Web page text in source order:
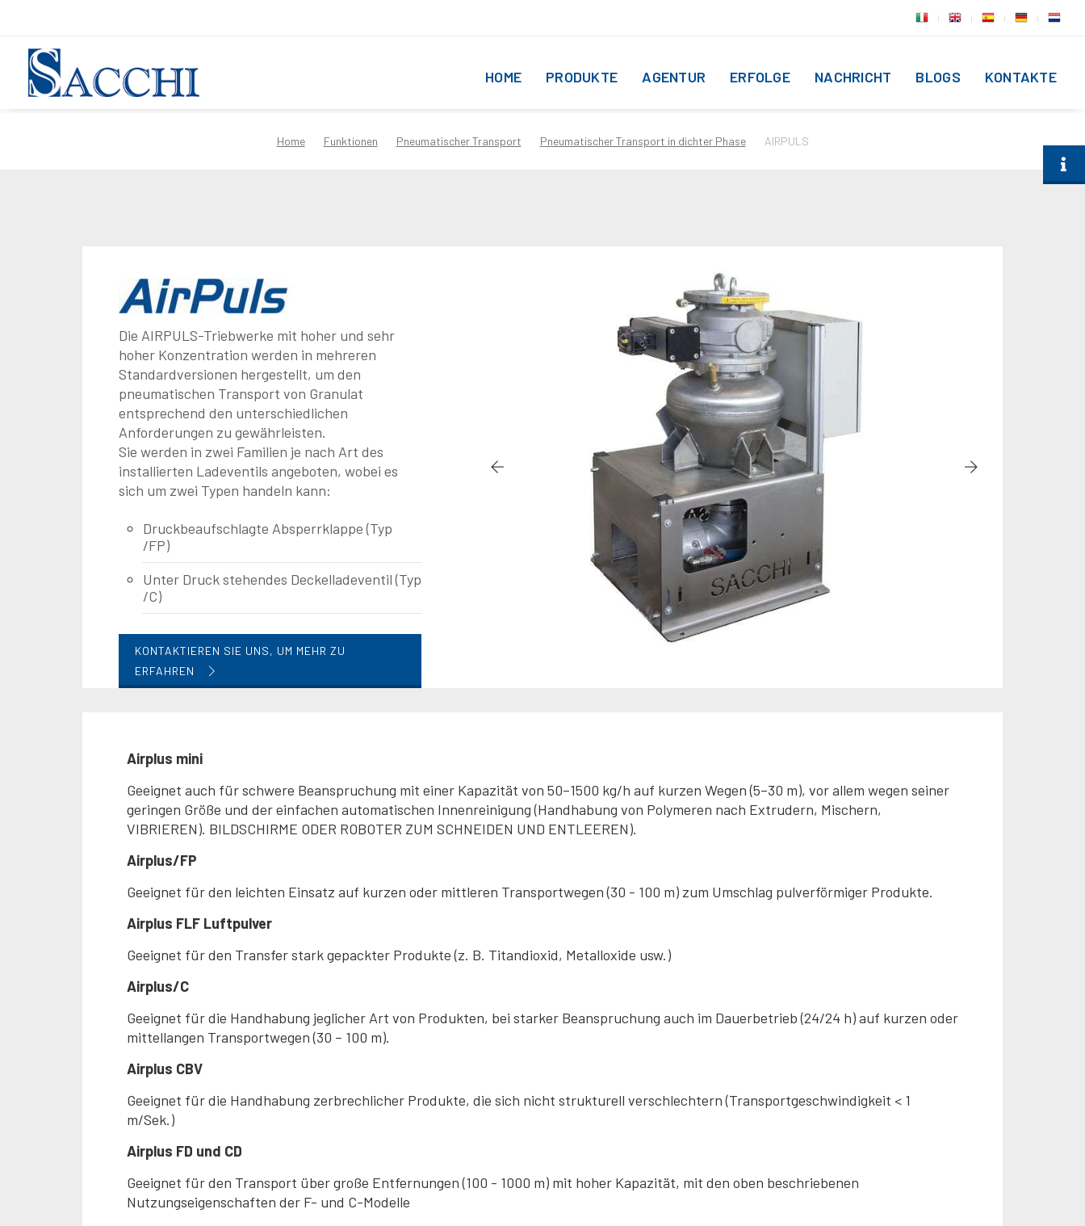
HOME PRODUKTE AGENTUR ERFOLGE NACHRICHT BLOGS KONTAKTE
Home Funktionen Pneumatischer Transport Pneumatischer Transport in dichter Phase AIRPULS
Die AIRPULS-Triebwerke mit hoher und sehr
hoher Konzentration werden in mehreren
Standardversionen hergestellt, um den
pneumatischen Transport von Granulat
entsprechend den unterschiedlichen
Anforderungen zu gewährleisten.
Sie werden in zwei Familien je nach Art des
installierten Ladeventils angeboten, wobei es
sich um zwei Typen handeln kann:
Druckbeaufschlagte Absperrklappe (Typ
/FP)
Unter Druck stehendes Deckelladeventil (Typ
/C)
KONTAKTIEREN SIE UNS, UM MEHR ZU
ERFAHREN
Airplus mini
Geeignet auch für schwere Beanspruchung mit einer Kapazität von 50–1500 kg/h auf kurzen Wegen (5–30 m), vor allem wegen seiner
geringen Größe und der einfachen automatischen Innenreinigung (Handhabung von Polymeren nach Extrudern, Mischern,
VIBRIEREN). BILDSCHIRME ODER ROBOTER ZUM SCHNEIDEN UND ENTLEEREN).
Airplus/FP
Geeignet für den leichten Einsatz auf kurzen oder mittleren Transportwegen (30 - 100 m) zum Umschlag pulverförmiger Produkte.
Airplus FLF Luftpulver
Geeignet für den Transfer stark gepackter Produkte (z. B. Titandioxid, Metalloxide usw.)
Airplus/C
Geeignet für die Handhabung jeglicher Art von Produkten, bei starker Beanspruchung auch im Dauerbetrieb (24/24 h) auf kurzen oder
mittellangen Transportwegen (30 – 100 m).
Airplus CBV
Geeignet für die Handhabung zerbrechlicher Produkte, die sich nicht strukturell verschlechtern (Transportgeschwindigkeit < 1
m/Sek.)
Airplus FD und CD
Geeignet für den Transport über große Entfernungen (100 - 1000 m) mit hoher Kapazität, mit den oben beschriebenen
Nutzungseigenschaften der F- und C-Modelle